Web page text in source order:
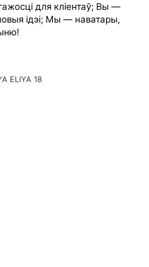
для кліентаў; Вы —
ідэі; Мы — наватары,